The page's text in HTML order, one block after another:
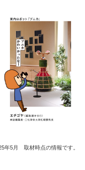
年5月 取材時点の情報です。